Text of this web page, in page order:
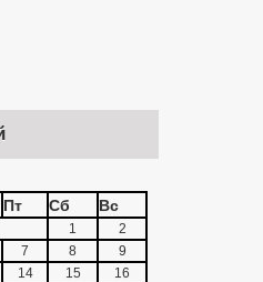
Пт Сб Вс
1
2
7 8
9
14 15
16